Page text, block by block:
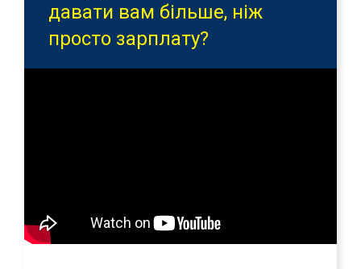
давати вам більше, ніж
просто зарплату?